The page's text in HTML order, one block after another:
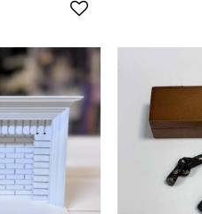
Add to favorites